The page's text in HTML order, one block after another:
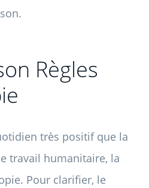
Règles
très positif que la
travail humanitaire, la
Pour clarifier, le